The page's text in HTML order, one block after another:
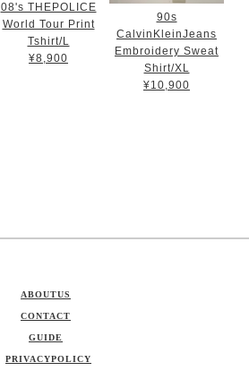
08's THEPOLICE
World Tour Print
Tshirt/L
¥8,900
90s
CalvinKleinJeans
Embroidery Sweat
Shirt/XL
¥10,900
ABOUTUS
CONTACT
GUIDE
PRIVACYPOLICY